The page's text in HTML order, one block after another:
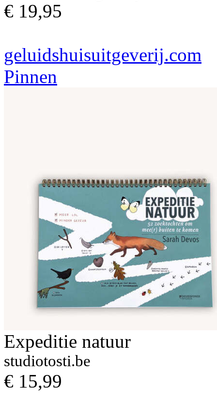
€ 19,95
geluidshuisuitgeverij.com
Pinnen
Expeditie natuur
studiotosti.be
€ 15,99